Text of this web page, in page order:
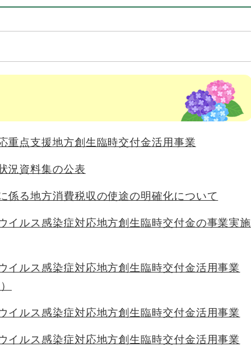
重点支援地方創生臨時交付金活用事業
況資料集の公表
係る地方消費税収の使途の明確化について
イルス感染症対応地方創生臨時交付金の事業実施
イルス感染症対応地方創生臨時交付金活用事業
イルス感染症対応地方創生臨時交付金活用事業
イルス感染症対応地方創生臨時交付金活用事業